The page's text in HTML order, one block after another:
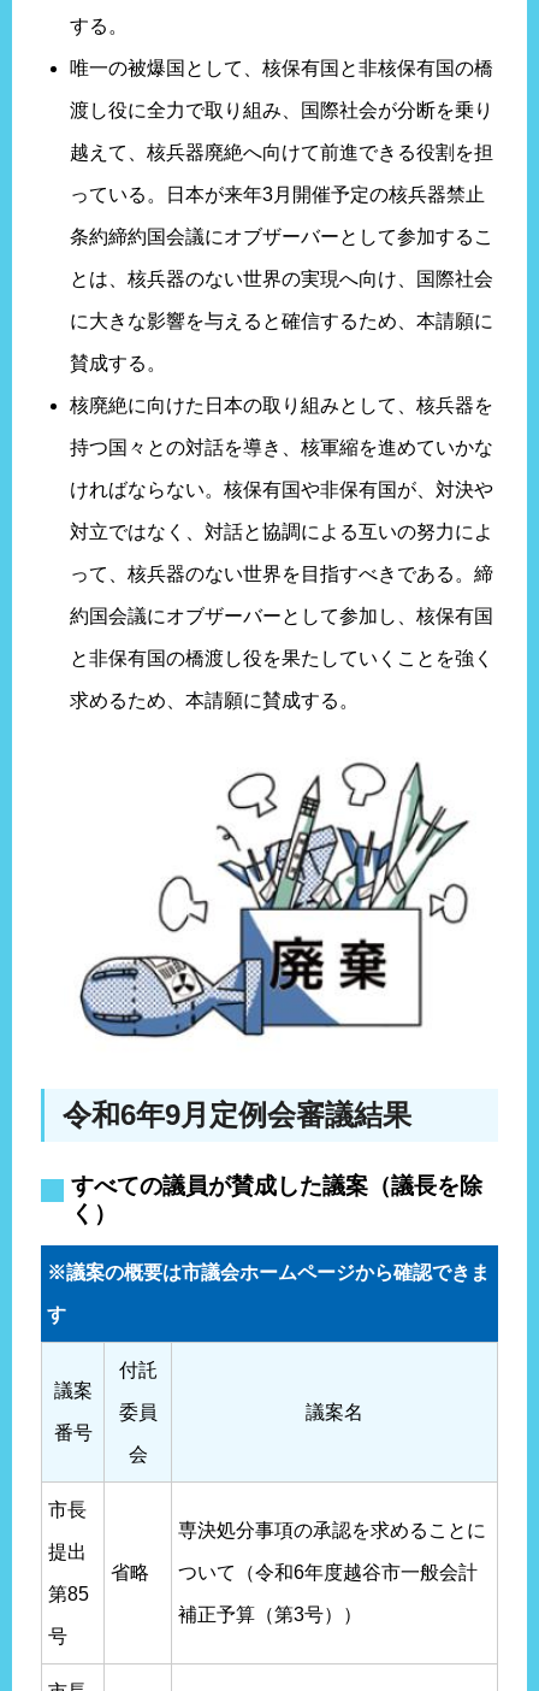
する。
唯一の被爆国として、核保有国と非核保有国の橋
渡し役に全力で取り組み、国際社会が分断を乗り
越えて、核兵器廃絶へ向けて前進できる役割を担
っている。日本が来年3月開催予定の核兵器禁止
条約締約国会議にオブザーバーとして参加するこ
とは、核兵器のない世界の実現へ向け、国際社会
に大きな影響を与えると確信するため、本請願に
賛成する。
核廃絶に向けた日本の取り組みとして、核兵器を
持つ国々との対話を導き、核軍縮を進めていかな
ければならない。核保有国や非保有国が、対決や
対立ではなく、対話と協調による互いの努力によ
って、核兵器のない世界を目指すべきである。締
約国会議にオブザーバーとして参加し、核保有国
と非保有国の橋渡し役を果たしていくことを強く
求めるため、本請願に賛成する。
令和6年9月定例会審議結果
すべての議員が賛成した議案（議長を除
く）
※議案の概要は市議会ホームページから確認できま
す
議案
番号
付託
委員
会
議案名
市長
提出
第85
号
省略
専決処分事項の承認を求めることに
ついて（令和6年度越谷市一般会計
補正予算（第3号））